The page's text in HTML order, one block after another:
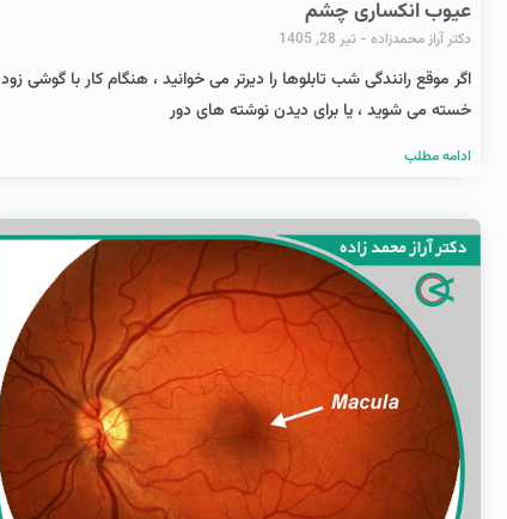
عیوب انکساری چشم
دکتر آراز محمدزاده تیر 28, 1405
اگر موقع رانندگی شب تابلوها را دیرتر می خوانید ، هنگام کار با گوشی زود
خسته می شوید ، یا برای دیدن نوشته های دور
ادامه مطلب